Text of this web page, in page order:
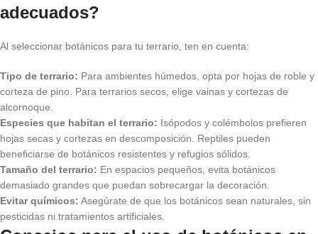
adecuados?
Al seleccionar botánicos para tu terrario, ten en cuenta:
Tipo de terrario: Para ambientes húmedos, opta por hojas de roble y
corteza de pino. Para terrarios secos, elige vainas y cortezas de
alcornoque.
Especies que habitan el terrario: Isópodos y colémbolos prefieren
hojas secas y cortezas en descomposición. Reptiles pueden
beneficiarse de botánicos resistentes y refugios sólidos.
Tamaño del terrario: En espacios pequeños, evita botánicos
demasiado grandes que puedan sobrecargar la decoración.
Evitar químicos: Asegúrate de que los botánicos sean naturales, sin
pesticidas ni tratamientos artificiales.